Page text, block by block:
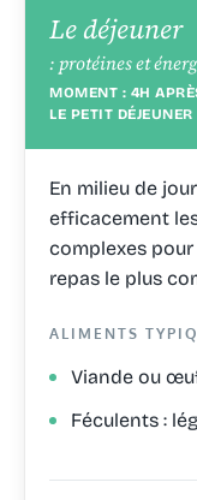
Le déjeuner
: protéines et
MOMENT : 4H
LE PETIT DÉJEUNER
En milieu de
efficacement
complexes pour
repas le plus
ALIMENTS
Viande ou
Féculents :